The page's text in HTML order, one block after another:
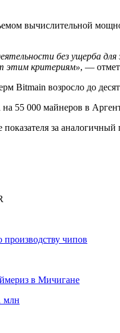
вычислительной
без ущерба
этим критериям», —
Bitmain возросло до
на 55 000 майнеров в
за
производству чипов
в Мичигане
млн